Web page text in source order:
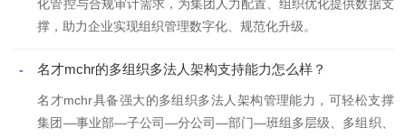
化管控与合规审计需求，为集团人力配置、组织优化提供数据支
撑，助力企业实现组织管理数字化、规范化升级。
- 名才mchr的多组织多法人架构支持能力怎么样？
名才mchr具备强大的多组织多法人架构管理能力，可轻松支撑
集团—事业部—子公司—分公司—部门—班组多层级、多组织、